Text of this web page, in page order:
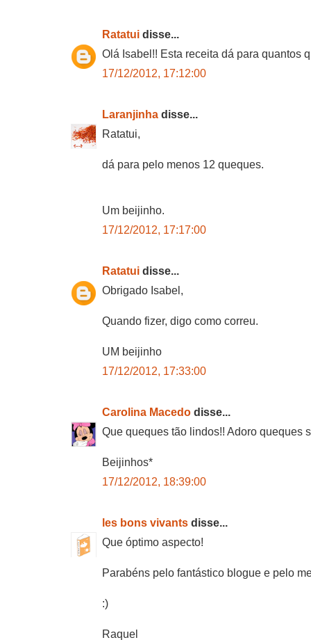
Ratatui disse...
Olá Isabel!! Esta receita dá para quantos
17/12/2012, 17:12:00
Laranjinha disse...
Ratatui,
dá para pelo menos 12 queques.
Um beijinho.
17/12/2012, 17:17:00
Ratatui disse...
Obrigado Isabel,
Quando fizer, digo como correu.
UM beijinho
17/12/2012, 17:33:00
Carolina Macedo disse...
Que queques tão lindos!! Adoro queques
Beijinhos*
17/12/2012, 18:39:00
les bons vivants disse...
Que óptimo aspecto!
Parabéns pelo fantástico blogue e pelo
:)
Raquel